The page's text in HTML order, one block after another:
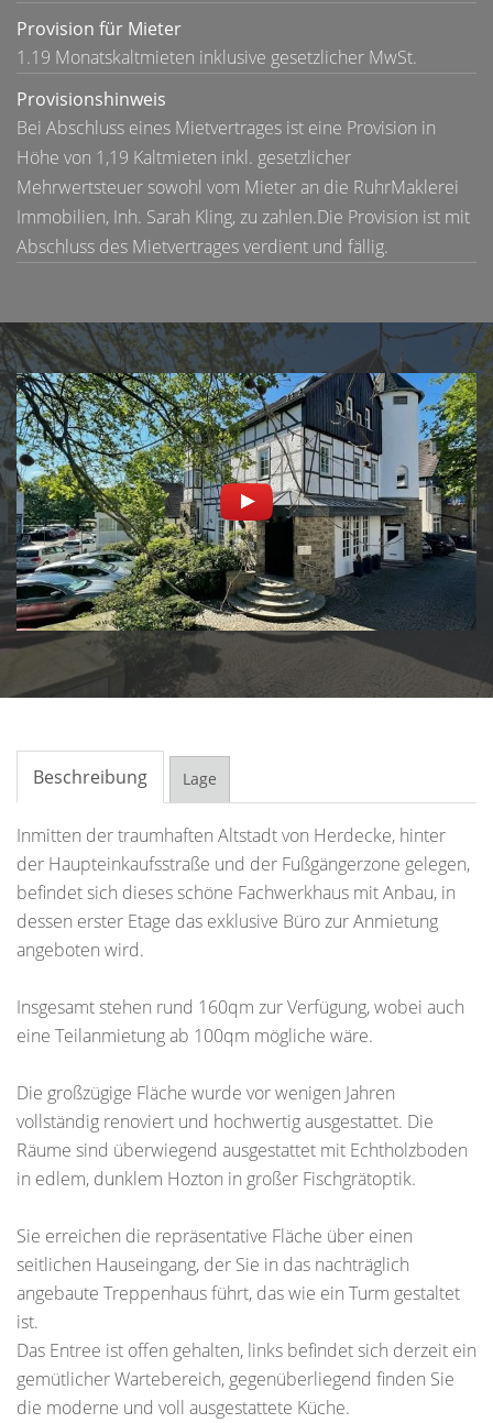
Provision für Mieter
1.19 Monatskaltmieten inklusive gesetzlicher MwSt.
Provisionshinweis
Bei Abschluss eines Mietvertrages ist eine Provision in
Höhe von 1,19 Kaltmieten inkl. gesetzlicher
Mehrwertsteuer sowohl vom Mieter an die RuhrMaklerei
Immobilien, Inh. Sarah Kling, zu zahlen.Die Provision ist mit
Abschluss des Mietvertrages verdient und fällig.
Beschreibung Lage
Inmitten der traumhaften Altstadt von Herdecke, hinter
der Haupteinkaufsstraße und der Fußgängerzone gelegen,
befindet sich dieses schöne Fachwerkhaus mit Anbau, in
dessen erster Etage das exklusive Büro zur Anmietung
angeboten wird.
Insgesamt stehen rund 160qm zur Verfügung, wobei auch
eine Teilanmietung ab 100qm mögliche wäre.
Die großzügige Fläche wurde vor wenigen Jahren
vollständig renoviert und hochwertig ausgestattet. Die
Räume sind überwiegend ausgestattet mit Echtholzboden
in edlem, dunklem Hozton in großer Fischgrätoptik.
Sie erreichen die repräsentative Fläche über einen
seitlichen Hauseingang, der Sie in das nachträglich
angebaute Treppenhaus führt, das wie ein Turm gestaltet
ist.
Das Entree ist offen gehalten, links befindet sich derzeit ein
gemütlicher Wartebereich, gegenüberliegend finden Sie
die moderne und voll ausgestattete Küche.